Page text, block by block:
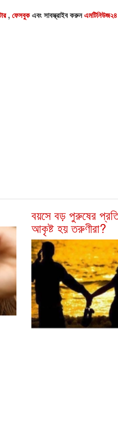
,ফেসবুকএবং সাবস্ক্রাইব করুন
বয়সে বড় পুরুষের
আকৃষ্ট হয় তরুণীরা?